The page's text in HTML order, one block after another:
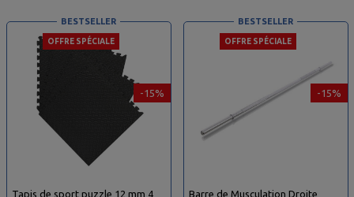
-15%
OFFRE SPÉCIALE
BESTSELLER
Tapis de sport puzzle 12 mm 4
-15%
OFFRE SPÉCIALE
BESTSELLER
Barre de Musculation Droite